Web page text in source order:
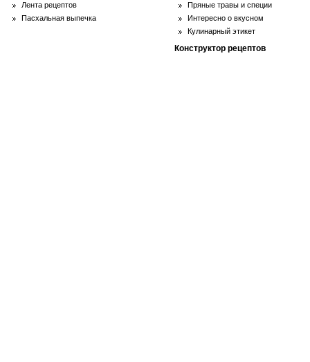
Лента рецептов
Пасхальная выпечка
Пряные травы и специи
Интересно о вкусном
Кулинарный этикет
Конструктор рецептов